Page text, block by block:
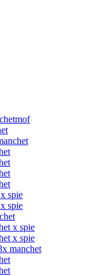
spie
spie
x spie
x spie
manchet